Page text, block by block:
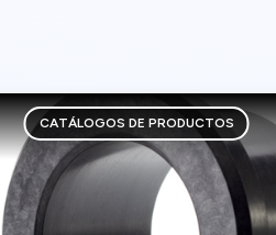
CATÁLOGOS DE PRODUCTOS